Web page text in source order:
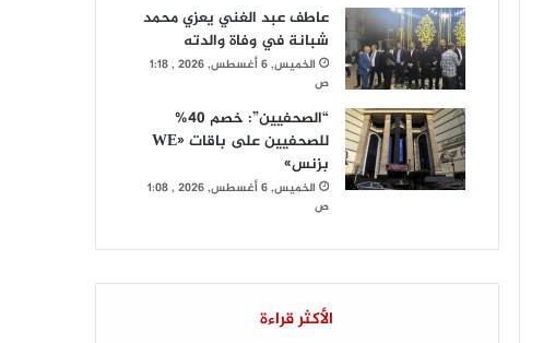
عاطف عبد الغني يعزي محمد
شبانة في وفاة والدته
الخميس, 6 أغسطس, 2026 , 1:18
ص
“الصحفيين”: خصم 40%
للصحفيين على باقات «WE
بزنس»
الخميس, 6 أغسطس, 2026 , 1:08
ص
الأكثر قراءة